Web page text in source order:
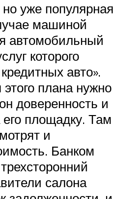
уже популярная
машиной
автомобильный
которого
авто».
плана нужно
доверенность и
его площадку. Там
и
Банком
салона